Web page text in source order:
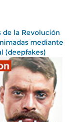
la Revolución
mediante
(deepfakes)